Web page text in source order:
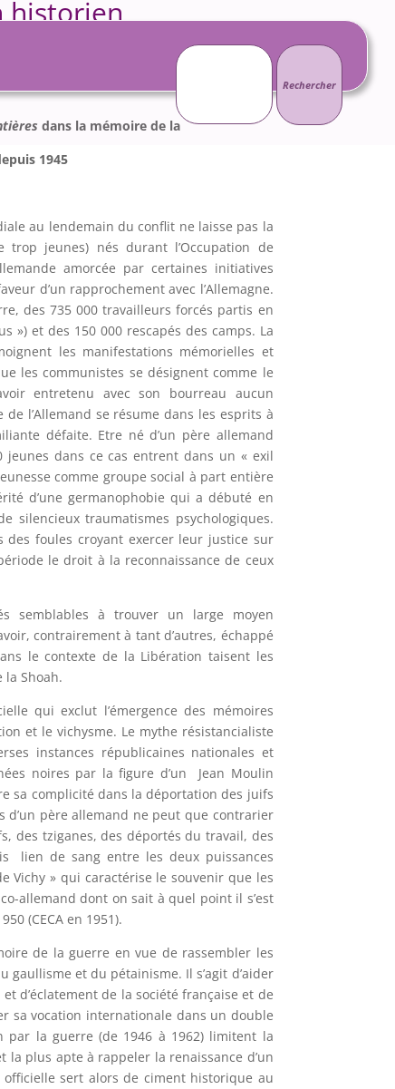
Rechercher :
historien
dans la mémoire de la
1945
au lendemain du conflit ne laisse pas la
jeunes) nés durant l’Occupation de
amorcée par certaines initiatives
d’un rapprochement avec l’Allemagne.
des 735 000 travailleurs forcés partis en
») et des 150 000 rescapés des camps. La
les manifestations mémorielles et
les communistes se désignent comme le
entretenu avec son bourreau aucun
de l’Allemand se résume dans les esprits à
défaite. Etre né d’un père allemand
jeunes dans ce cas entrent dans un « exil
comme groupe social à part entière
d’une germanophobie qui a débuté en
silencieux traumatismes psychologiques.
des foules croyant exercer leur justice sur
le droit à la reconnaissance de ceux
semblables à trouver un large moyen
contrairement à tant d’autres, échappé
le contexte de la Libération taisent les
Shoah.
qui exclut l’émergence des mémoires
et le vichysme. Le mythe résistancialiste
instances républicaines nationales et
noires par la figure d’un
Jean Moulin
sa complicité dans la déportation des juifs
d’un père allemand ne peut que contrarier
des tziganes, des déportés du travail, des
lien de sang entre les deux puissances
Vichy » qui caractérise le souvenir que les
allemand dont on sait à quel point il s’est
(CECA en 1951).
de la guerre en vue de rassembler les
et du pétainisme. Il s’agit d’aider
d’éclatement de la société française et de
sa vocation internationale dans un double
par la guerre (de 1946 à 1962) limitent la
plus apte à rappeler la renaissance d’un
sert alors de ciment historique au